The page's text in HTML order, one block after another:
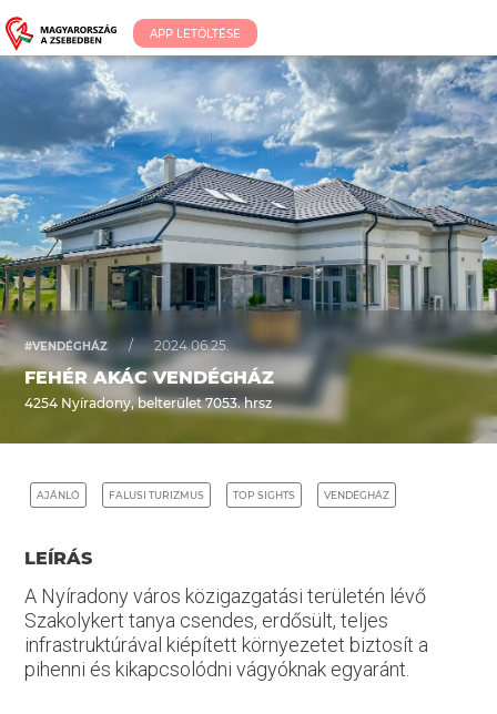
APP LETÖLTÉSE
#VENDÉGHÁZ / 2024.06.25.
FEHÉR AKÁC VENDÉGHÁZ
4254 Nyíradony, belterület 7053. hrsz
AJÁNLÓ FALUSI TURIZMUS TOP SIGHTS VENDÉGHÁZ
LEÍRÁS
A Nyíradony város közigazgatási területén lévő
Szakolykert tanya csendes, erdősült, teljes
infrastruktúrával kiépített környezetet biztosít a
pihenni és kikapcsolódni vágyóknak egyaránt.